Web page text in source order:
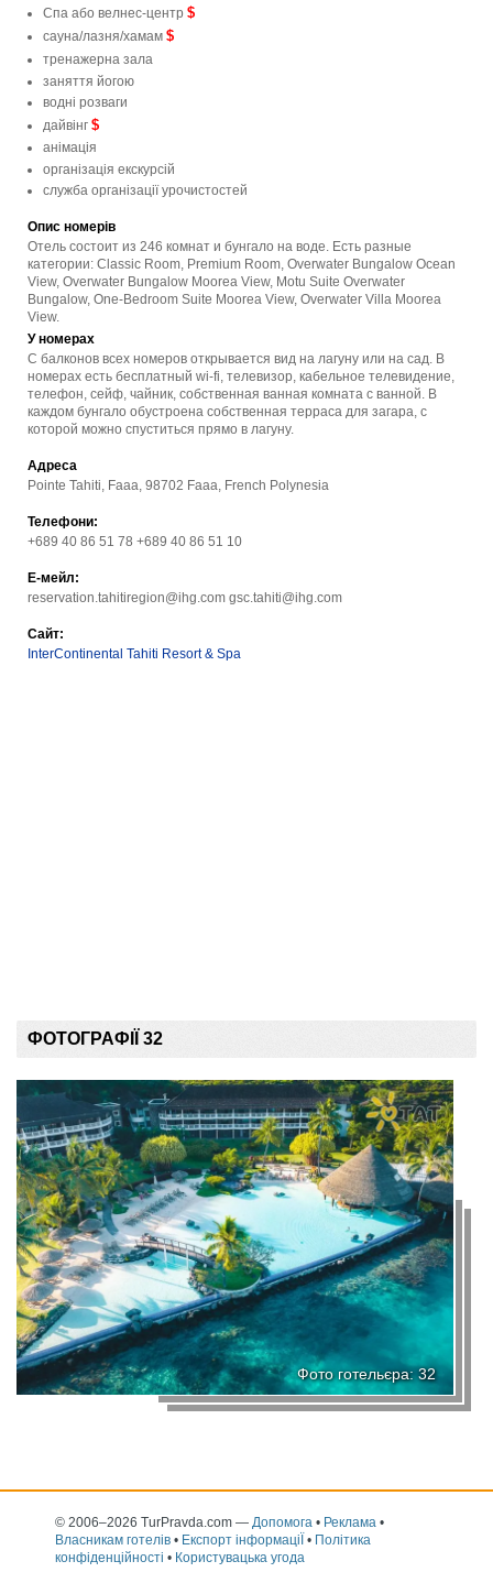
Спа або велнес-центр $
сауна/лазня/хамам $
тренажерна зала
заняття йогою
водні розваги
дайвінг $
анімація
організація екскурсій
служба організації урочистостей
Опис номерів
Отель состоит из 246 комнат и бунгало на воде. Есть разные
категории: Classic Room, Premium Room, Overwater Bungalow Ocean
View, Overwater Bungalow Moorea View, Motu Suite Overwater
Bungalow, One-Bedroom Suite Moorea View, Overwater Villa Moorea
View.
У номерах
С балконов всех номеров открывается вид на лагуну или на сад. В
номерах есть бесплатный wi-fi, телевизор, кабельное телевидение,
телефон, сейф, чайник, собственная ванная комната с ванной. В
каждом бунгало обустроена собственная терраса для загара, с
которой можно спуститься прямо в лагуну.
Адреса
Pointe Tahiti, Faaa, 98702 Faaa, French Polynesia
Телефони:
+689 40 86 51 78 +689 40 86 51 10
Е-мейл:
reservation.tahitiregion@ihg.com gsc.tahiti@ihg.com
Сайт:
InterContinental Tahiti Resort & Spa
ФОТОГРАФІЇ 32
Фото готельєра: 32
© 2006–2026 TurPravda.com — Допомога • Реклама •
Власникам готелів • Експорт інформаціЇ • Політика
конфіденційності • Користувацька угода